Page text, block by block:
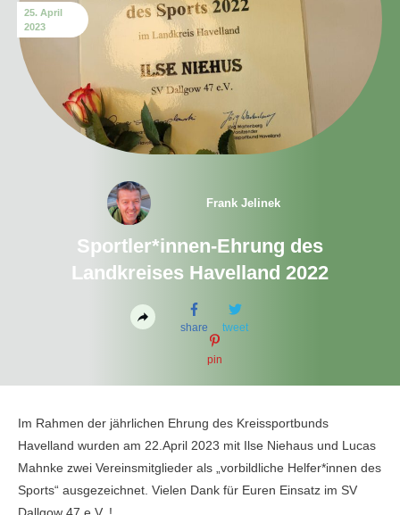
25. April
2023
Frank Jelinek
Sportler*innen-Ehrung des
Landkreises Havelland 2022
share tweet
pin
Im Rahmen der jährlichen Ehrung des Kreissportbunds
Havelland wurden am 22.April 2023 mit Ilse Niehaus und Lucas
Mahnke zwei Vereinsmitglieder als „vorbildliche Helfer*innen des
Sports“ ausgezeichnet. Vielen Dank für Euren Einsatz im SV
Dallgow 47 e.V. !